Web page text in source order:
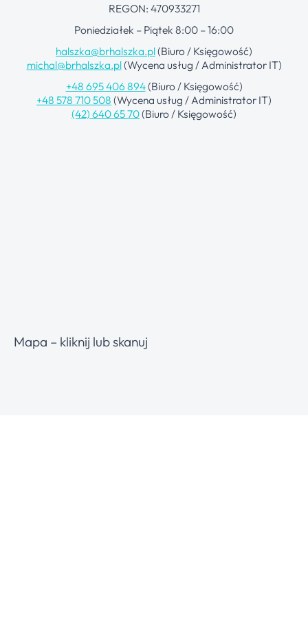
REGON: 470933271
Poniedziałek – Piątek 8:00 – 16:00
halszka@brhalszka.pl(Biuro / Księgowość)
michal@brhalszka.pl(Wycena usług / Administrator IT)
+48 695 406 894(Biuro / Księgowość)
+48 578 710 508 (Wycena usług / Administrator IT)
(42) 640 65 70(Biuro / Księgowość)
Mapa – kliknij lub skanuj